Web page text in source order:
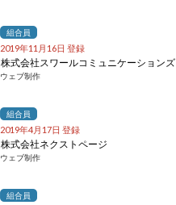
組合員
2019年11月16日 登録
株式会社スワールコミュニケーションズ
ウェブ制作
組合員
2019年4月17日 登録
株式会社ネクストページ
ウェブ制作
組合員